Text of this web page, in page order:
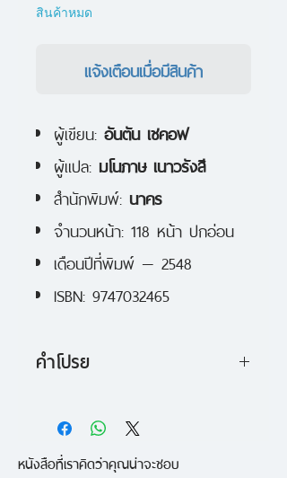
สินค้าหมด
แจ้งเตือนเมื่อมีสินค้า
ผู้เขียน: อันตัน เชคอฟ
ผู้แปล: มโนภาษ เนาวรังสี
สำนักพิมพ์: นาคร
จำนวนหน้า: 118 หน้า ปกอ่อน
เดือนปีที่พิมพ์ — 2548
ISBN: 9747032465
คำโปรย
คอฟ เป็นส่วนหนึ่งของการ
แสวงหาความหมายระหว่างคนปกติที่
หนังสือที่เราคิดว่าคุณน่าจะชอบ